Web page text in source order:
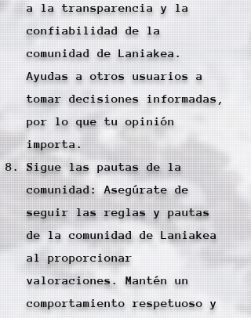
a la transparencia y la
confiabilidad de la
comunidad de Laniakea.
Ayudas a otros usuarios a
tomar decisiones informadas,
por lo que tu opinión
importa.
Sigue las pautas de la
comunidad: Asegúrate de
seguir las reglas y pautas
de la comunidad de Laniakea
al proporcionar
valoraciones. Mantén un
comportamiento respetuoso y